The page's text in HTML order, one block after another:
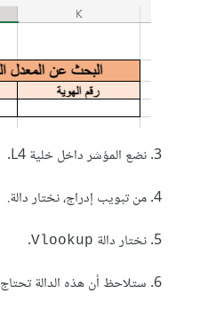
نضع المؤشر داخل خلية L4.
من تبويب إدراج، نختار دالة.
نختار دالة Vlookup
.
ستلاحظ أن هذه الدالة تحتاج 4 قيم: